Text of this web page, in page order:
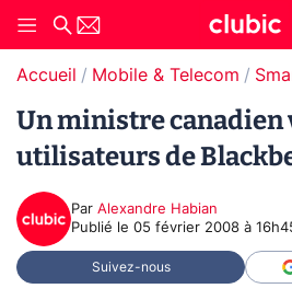
Accueil Mobile & Telecom
Un ministre canadien
utilisateurs de
Par Alexandre Habian
Publié le 05 février 2008 à
Suivez-nous